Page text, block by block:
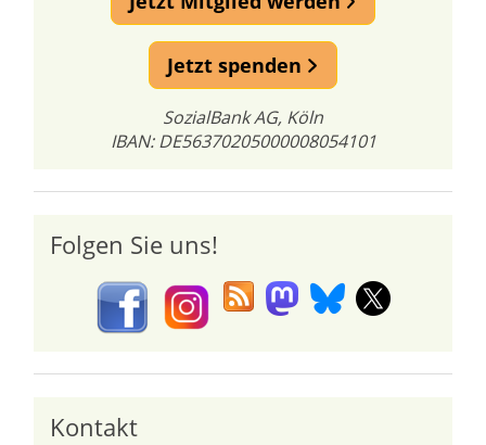
Jetzt spenden
SozialBank AG, Köln
IBAN: DE56370205000008054101
Folgen Sie uns!
Kontakt